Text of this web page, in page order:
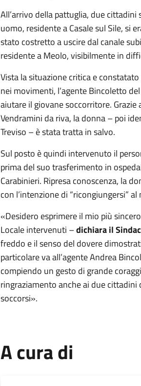
All’arrivo della pattuglia, due
uomo, residente a Casale sul Sile, si
stato costretto a uscire dal canale
residente a Meolo, visibilmente in
Vista la situazione critica e
nei movimenti, l’agente Bincoletto
aiutare il giovane soccorritore.
Vendramini da riva, la donna – poi
Treviso – è stata tratta in salvo.
Sul posto è quindi intervenuto il
prima del suo trasferimento in
Carabinieri. Ripresa conoscenza, la
con l’intenzione di “ricongiungersi”
«Desidero esprimere il mio più
Locale intervenuti –dichiara il
freddo e il senso del dovere
particolare va all’agente Andrea
compiendo un gesto di grande
ringraziamento anche ai due
soccorsi».
A cura di